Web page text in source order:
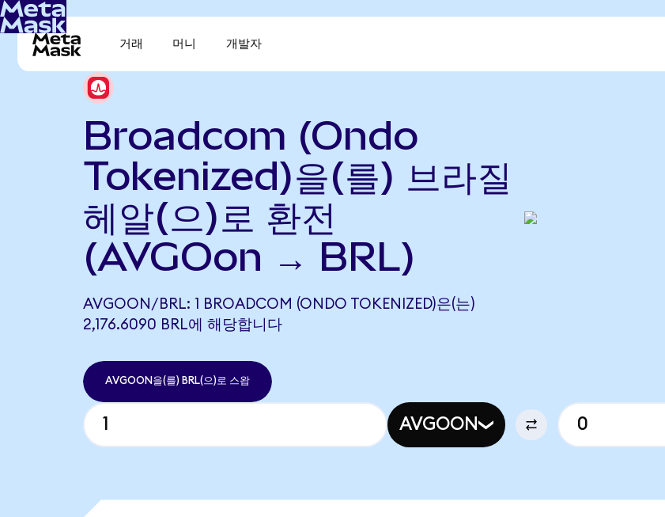
거래 머니 개발자
Broadcom (Ondo
Tokenized)을(를) 브라질
헤알(으)로 환전
(AVGOon → BRL)
AVGOON/BRL: 1 BROADCOM (ONDO TOKENIZED)은(는)
2,176.6090 BRL에 해당합니다
AVGOON을(를) BRL(으)로 스왑
AVGOON